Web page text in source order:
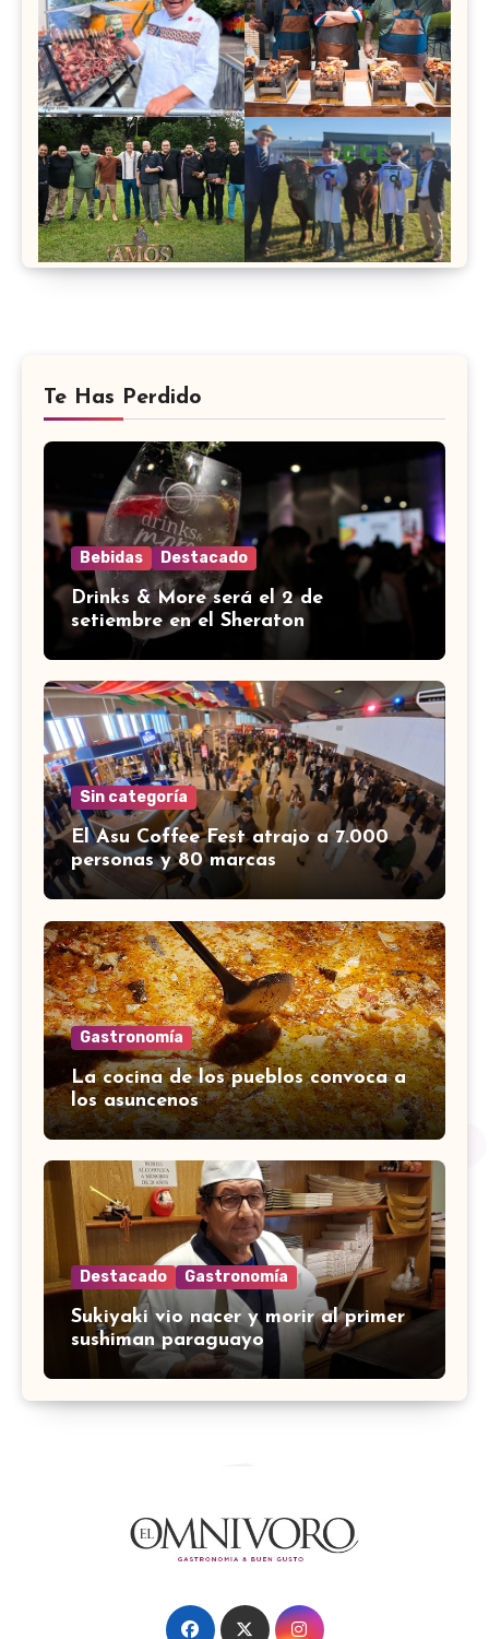
Te Has Perdido
Bebidas Destacado
Drinks & More será el 2 de
setiembre en el Sheraton
Sin categoría
El Asu Coffee Fest atrajo a 7.000
personas y 80 marcas
Gastronomía
La cocina de los pueblos convoca a
los asuncenos
Destacado Gastronomía
Sukiyaki vio nacer y morir al primer
sushiman paraguayo